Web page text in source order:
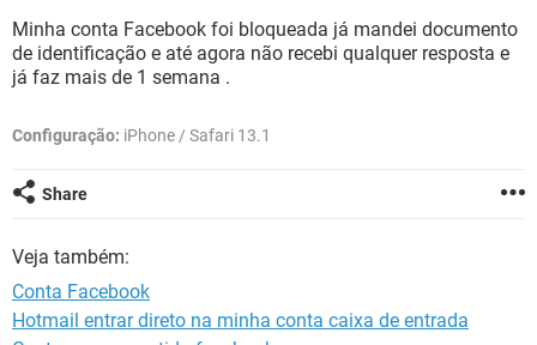
INSTAGRAM GMAIL
GUIA DE COMPRAS
OUTLOOK EXCEL
GUIA DE COMPRAS
Minha conta Facebook foi bloqueada já mandei documento
de identificação e até agora não recebi qualquer resposta e
já faz mais de 1 semana .
Configuração: iPhone / Safari 13.1
Share
Veja também:
Conta Facebook
Hotmail entrar direto na minha conta caixa de entrada